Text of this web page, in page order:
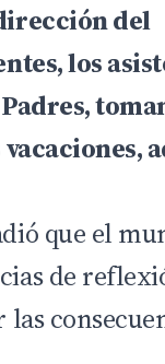
del
los
que el
de